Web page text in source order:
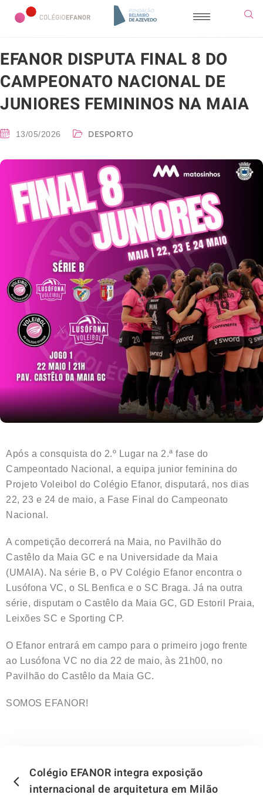
EFANOR DISPUTA FINAL 8 DO
CAMPEONATO NACIONAL DE
JUNIORES FEMININOS NA MAIA
13/05/2026 DESPORTO
Após a consquista do 2.º Lugar na 2.ª fase do
Campeontado Nacional, a equipa junior feminina do
Projeto Voleibol do Colégio Efanor, disputará, nos dias
22, 23 e 24 de maio, a Fase Final do Campeonato
Nacional.
A competição decorrerá na Maia, no Pavilhão do
Castêlo da Maia GC e na Universidade da Maia
(UMAIA). Na série B, o PV Colégio Efanor encontra o
Lusófona VC, o SL Benfica e o SC Braga. Já na outra
série, disputam o Castêlo da Maia GC, GD Estoril Praia,
Leixões SC e Sporting CP.
O Efanor entrará em campo para o primeiro jogo frente
ao Lusófona VC no dia 22 de maio, às 21h00, no
Pavilhão do Castêlo da Maia GC.
SOMOS EFANOR!
Colégio EFANOR integra exposição
internacional de arquitetura em Milão